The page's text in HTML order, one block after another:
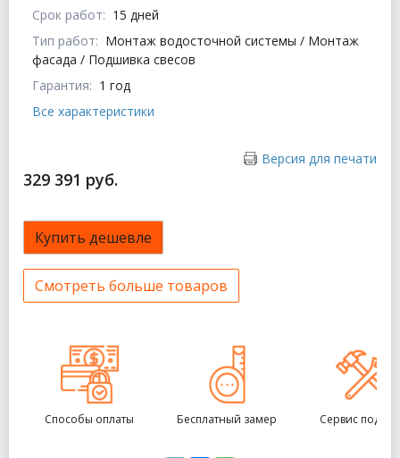
Срок работ: 15 дней
Тип работ: Монтаж водосточной системы / Монтаж
фасада / Подшивка свесов
Гарантия: 1 год
Все характеристики
Версия для печати
329 391 руб.
Купить дешевле
Смотреть больше товаров
Способы оплаты Бесплатный замер Сервис под